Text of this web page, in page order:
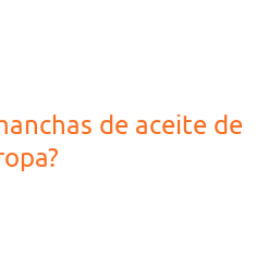
de aceite de